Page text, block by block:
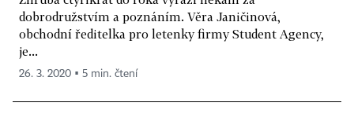
dobrodružstvím a poznáním. Věra Janičinová,
obchodní ředitelka pro letenky firmy Student Agency,
je...
26. 3. 2020 ▪ 5 min. čtení